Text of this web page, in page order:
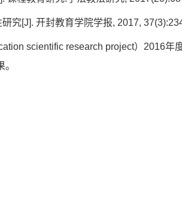
究[J]. 开封教育学院学报, 2017,
scientific research project）2016年